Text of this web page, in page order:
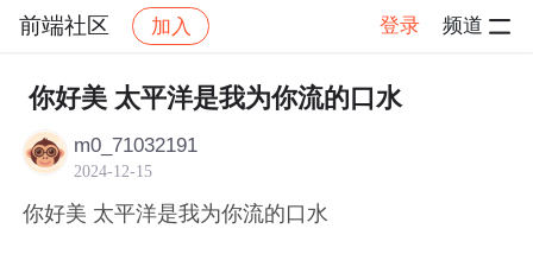
前端社区 加入 登录 频道
社区 前端社区 感慨 帖子详情
你好美 太平洋是我为你流的口水
m0_71032191
2024-12-15
你好美 太平洋是我为你流的口水